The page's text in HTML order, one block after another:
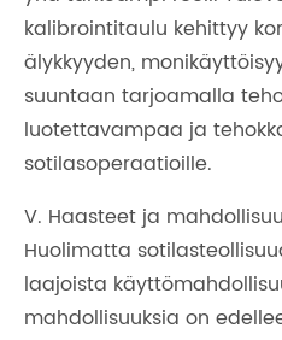
kalibrointitaulu kehittyy
älykkyyden,
suuntaan tarjoamalla
luotettavampaa ja
sotilasoperaatioille.
V. Haasteet ja
Huolimatta
laajoista
mahdollisuuksia on